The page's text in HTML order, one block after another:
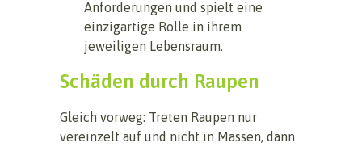
Anforderungen und spielt eine
einzigartige Rolle in ihrem
jeweiligen Lebensraum.
Schäden durch Raupen
Gleich vorweg: Treten Raupen nur
vereinzelt auf und nicht in Massen, dann